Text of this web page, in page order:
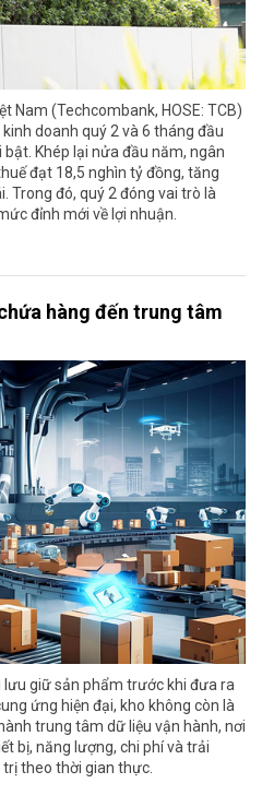
Nam (Techcombank, HOSE: TCB)
doanh quý 2 và 6 tháng đầu
Khép lại nửa đầu năm, ngân
đạt 18,5 nghìn tỷ đồng, tăng
Trong đó, quý 2 đóng vai trò là
đỉnh mới về lợi nhuận.
hàng đến trung tâm
giữ sản phẩm trước khi đưa ra
ứng hiện đại, kho không còn là
trung tâm dữ liệu vận hành, nơi
bị, năng lượng, chi phí và trải
theo thời gian thực.